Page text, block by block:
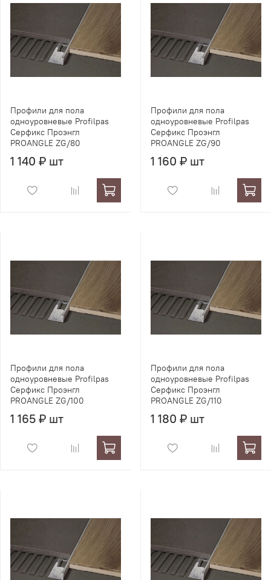
Профили для пола
одноуровневые Profilpas
Серфикс Проэнгл
PROANGLE ZG/80
1 140 ₽ шт
Профили для пола
одноуровневые Profilpas
Серфикс Проэнгл
PROANGLE ZG/90
1 160 ₽ шт
Профили для пола
одноуровневые Profilpas
Серфикс Проэнгл
PROANGLE ZG/100
1 165 ₽ шт
Профили для пола
одноуровневые Profilpas
Серфикс Проэнгл
PROANGLE ZG/110
1 180 ₽ шт